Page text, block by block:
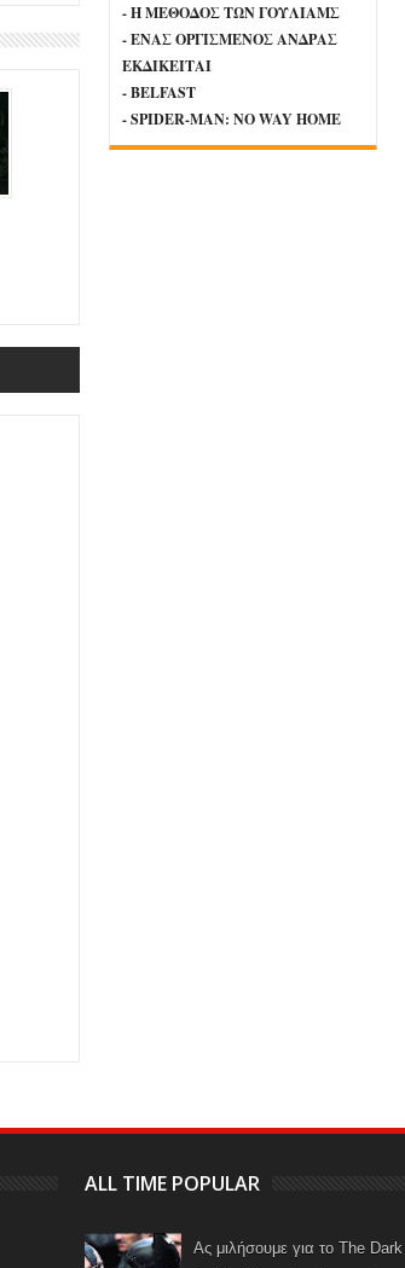
- Η ΜΕΘΟΔΟΣ ΤΩΝ ΓΟΥΛΙΑΜΣ
- ΕΝΑΣ ΟΡΓΙΣΜΕΝΟΣ ΑΝΔΡΑΣ
ΕΚΔΙΚΕΙΤΑΙ
- BELFAST
- SPIDER-MAN: NO WAY HOME
ALL TIME POPULAR
Ας μιλήσουμε για το The Dark